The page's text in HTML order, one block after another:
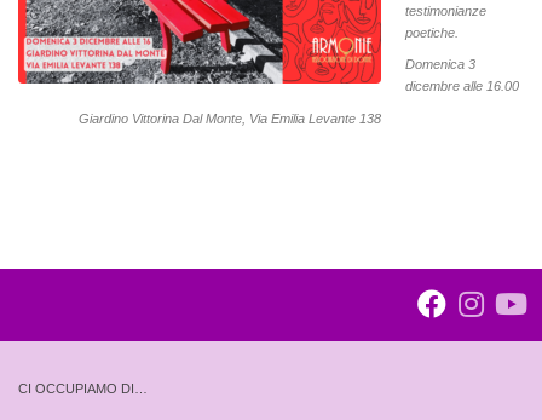
testimonianze
poetiche.
Domenica 3
dicembre alle 16.00
Giardino Vittorina Dal Monte, Via Emilia Levante 138
CI OCCUPIAMO DI…